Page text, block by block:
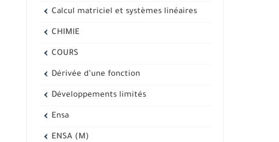
Calcul matriciel et systèmes linéaires
CHIMIE
COURS
Dérivée d’une fonction
Développements limités
Ensa
ENSA (M)